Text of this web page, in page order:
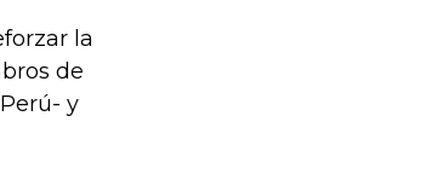
la
de
y